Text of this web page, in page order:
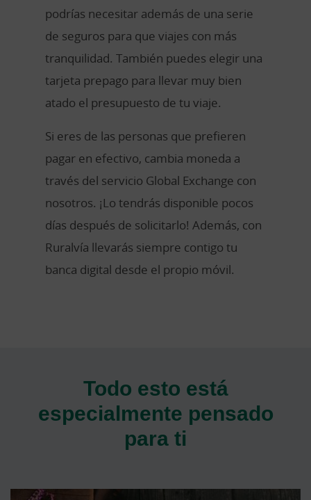
podrías necesitar además de una serie
de seguros para que viajes con más
tranquilidad. También puedes elegir una
tarjeta prepago para llevar muy bien
atado el presupuesto de tu viaje.
Si eres de las personas que prefieren
pagar en efectivo, cambia moneda a
través del servicio Global Exchange con
nosotros. ¡Lo tendrás disponible pocos
días después de solicitarlo! Además, con
Ruralvía llevarás siempre contigo tu
banca digital desde el propio móvil.
Todo esto está
especialmente pensado
para ti